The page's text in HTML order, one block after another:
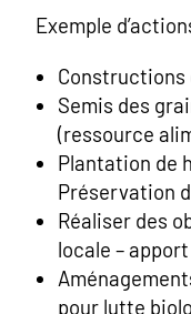
Exemple
Semis des
(ressource
Plantation de
Préservation
Réaliser des
locale –
pour lutte